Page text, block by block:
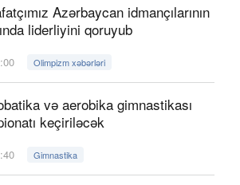
Azərbaycan idmançılarının
liderliyini qoruyub
Olimpizm xəbərləri
və aerobika gimnastikası
keçiriləcək
Gimnastika